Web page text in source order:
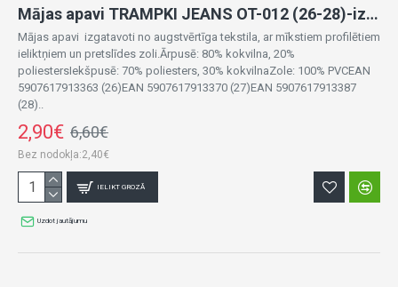
Mājas apavi TRAMPKI JEANS OT-012 (26-28)-izpārdošana
Mājas apavi izgatavoti no augstvērtīga tekstila, ar mīkstiem profilētiem
ieliktņiem un pretslīdes zoli.Ārpusē: 80% kokvilna, 20%
poliestersIekšpusē: 70% poliesters, 30% kokvilnaZole: 100% PVCEAN
5907617913363 (26)EAN 5907617913370 (27)EAN 5907617913387
(28)..
2,90€ 6,60€
Bez nodokļa:2,40€
IELIKT GROZĀ
Uzdot jautājumu